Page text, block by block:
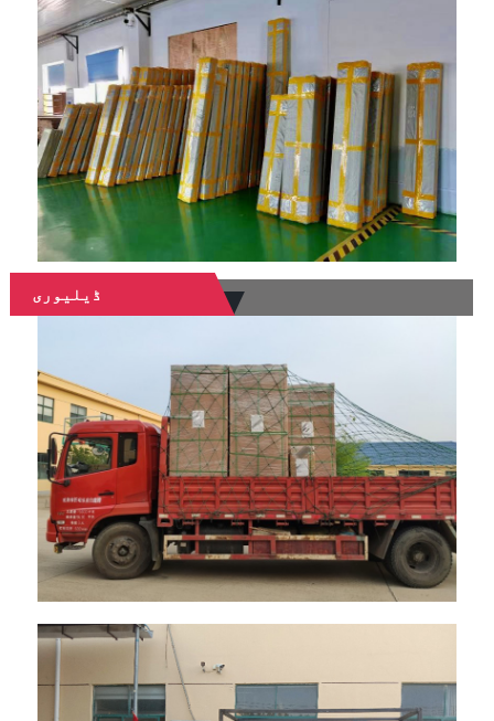
ڈیلیوری